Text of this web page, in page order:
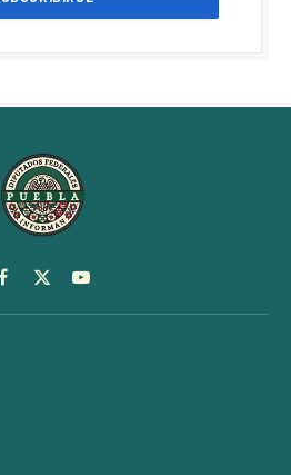
Facebook
X
(Twitter)
YouTube